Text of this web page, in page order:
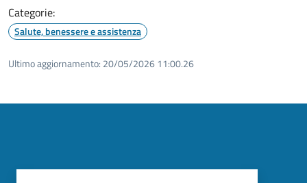
Categorie:
Salute, benessere e assistenza
Ultimo aggiornamento: 20/05/2026 11:00.26